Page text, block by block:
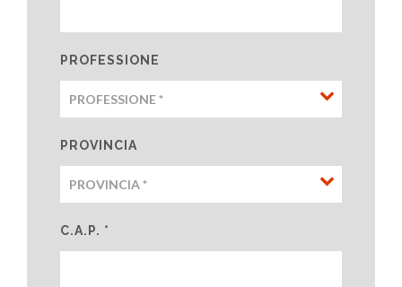
PROFESSIONE
PROVINCIA
C.A.P. *